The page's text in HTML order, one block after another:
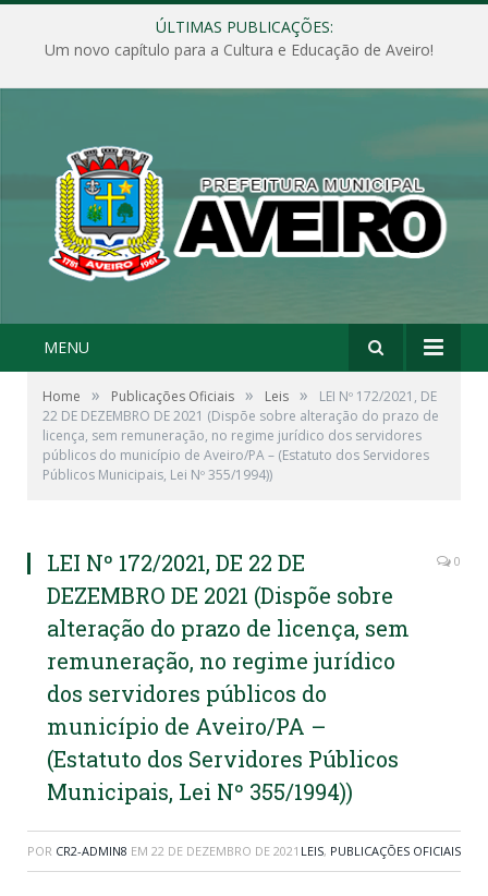
ÚLTIMAS PUBLICAÇÕES:
Um novo capítulo para a Cultura e Educação de Aveiro!
MENU
Home » Publicações Oficiais » Leis »
LEI Nº 172/2021, DE
22 DE DEZEMBRO DE 2021 (Dispõe sobre alteração do prazo de
licença, sem remuneração, no regime jurídico dos servidores
públicos do município de Aveiro/PA – (Estatuto dos Servidores
Públicos Municipais, Lei Nº 355/1994))
LEI Nº 172/2021, DE 22 DE
DEZEMBRO DE 2021 (Dispõe sobre
alteração do prazo de licença, sem
remuneração, no regime jurídico
dos servidores públicos do
município de Aveiro/PA –
(Estatuto dos Servidores Públicos
Municipais, Lei Nº 355/1994))
0
POR CR2-ADMIN8 EM 22 DE DEZEMBRO DE 2021 LEIS, PUBLICAÇÕES OFICIAIS